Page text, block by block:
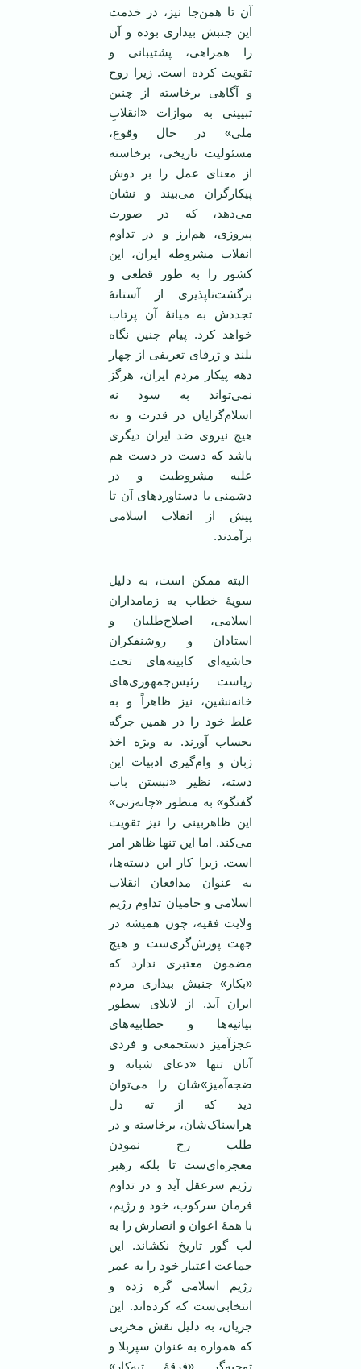
آن تا همن‌جا نیز، در خدمت
این جنبش بیداری‌ بوده و آن
را همراهی، پشتیبانی و
تقویت کرده است. زیرا روح
و آگاهی برخاسته از چنین
تبیینی به موازات «انقلابِ
ملی» در حال وقوع،
مسئولیت تاریخی، برخاسته
از معنای عمل را بر دوش
پیکارگران می‌بیند و نشان
می‌دهد، که در صورت
پیروزی، هم‌ارز و در تداوم
انقلاب مشروطه ایران، این
کشور را به طور قطعی و
برگشت‌ناپذیری از آستانۀ
تجددش به میانۀ آن پرتاب
خواهد کرد. پیام چنین نگاه
بلند و ژرفای تعریفی از چهار
دهه پیکار مردم ایران، هرگز
نمی‌تواند به سود نه
اسلام‌گرایان در قدرت و نه
هیچ نیروی ضد ایران دیگری
باشد که دست در دست هم
علیه مشروطیت و در
دشمنی با دستاوردهای آن تا
پیش از انقلاب اسلامی
برآمدند. ‌
البته ممکن است، به دلیل
سویۀ خطاب به زمامداران
اسلامی، اصلاح‌طلبان و
استادان و روشنفکران
حاشیه‌ای کابینه‌های تحت
ریاست رئیس‌جمهوری‌های
خانه‌نشین، نیز ظاهراً و به
غلط خود را در همین جرگه
بحساب آورند. به ویژه اخذ
زبان و وام‌گیری ادبیات این
دسته، نظیر «نبستن باب
گفتگو» به منطور «چانه‌زنی»
این ظاهربینی را نیز تقویت
می‌کند. اما این تنها ظاهر امر
است. زیرا کار این دسته‌ها،
به عنوان مدافعان انقلاب
اسلامی و حامیان تداوم رژیم
ولایت فقیه، چون همیشه در
جهت پوزش‌گری‌ست و هیچ
مضمون معتبری ندارد که
«بکار» جنبش بیداری مردم
ایران آید. از لابلای سطور
بیانیه‌‌ها و خطابیه‌‌های
عجزآمیز دستجمعی و فردی
آنان تنها «دعای شبانه و
ضجه‌آمیز»‌شان را می‌توان
دید که از ته دل
هراسناک‌شان، برخاسته و در
طلب رخ نمودن
معجره‌ای‌ست تا بلکه رهبر
رژیم سرعقل آید و در تداوم
فرمان سرکوب، خود و رژیم،
با همۀ اعوان و انصارش را به
لب گور تاریخ نکشاند. این
جماعت اعتبار خود را به عمر
رژیم اسلامی گره زده‌ و
انتخابی‌ست که کرده‌اند. این
جریان، به دلیل نقش مخربی
که همواره به عنوان سپربلا و
توجیه‌گر «فرقۀ تبه‌کار»